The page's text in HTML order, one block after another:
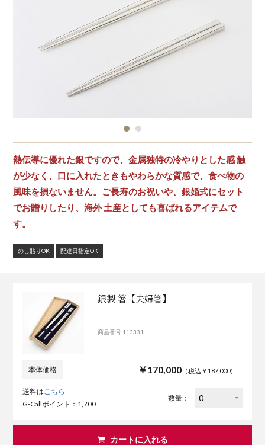
熱伝導に優れた銀ですので、金属独特の冷やりとした感 触
が少なく、口に入れたときもやわらかな質感で、食べ物の
風味を損ないません。ご長寿のお祝いや、銀婚式にセット
でお贈りしたり、海外 土産としても喜ばれるアイテムで
す。
のし貼りOK 配達日指定OK
銀製 箸【夫婦箸】
商品番号 113331
本体価格 ￥170,000（税込￥187,000）
送料はこちら
G-Callポイント：1,700
数量：
カートに入れる